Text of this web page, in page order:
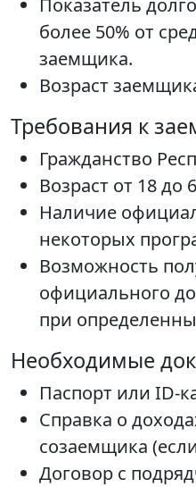
Показатель
более 50% от
заемщика.
Возраст
Требования к
Гражданство
Возраст от 18 до
Наличие
некоторых
Возможность
официального
при
Необходимые
Паспорт или ID-
Справка о
созаемщика
Договор с